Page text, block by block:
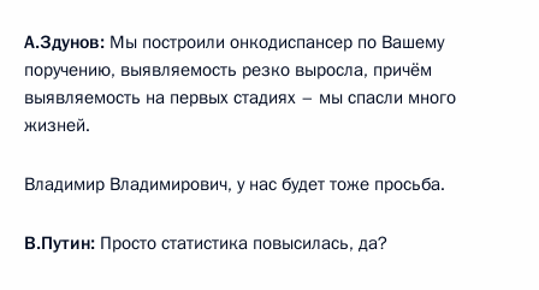
А.Здунов: Мы построили онкодиспансер по Вашему
поручению, выявляемость резко выросла, причём
выявляемость на первых стадиях – мы спасли много
жизней.
Владимир Владимирович, у нас будет тоже просьба.
В.Путин: Просто статистика повысилась, да?